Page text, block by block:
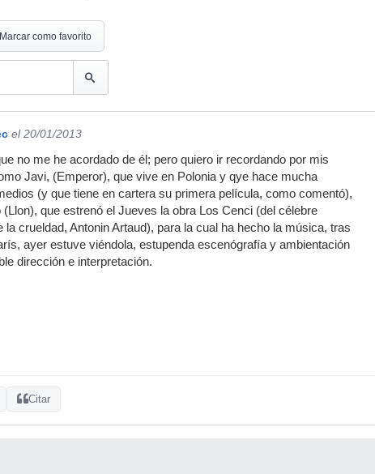
Marcar como favorito
el 20/01/2013
no me he acordado de él; pero quiero ir recordando por mis
Javi, (Emperor), que vive en Polonia y qye hace mucha
(y que tiene en cartera su primera película, como comentó),
que estrenó el Jueves la obra Los Cenci (del célebre
la crueldad, Antonin Artaud), para la cual ha hecho la música, tras
ayer estuve viéndola, estupenda escenógrafía y ambientación
dirección e interpretación.
Citar